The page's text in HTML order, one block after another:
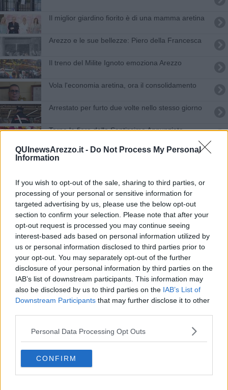
QUInewsArezzo.it - Do Not Process My Personal
Information
If you wish to opt-out of the sale, sharing to third parties, or
processing of your personal or sensitive information for
targeted advertising by us, please use the below opt-out
section to confirm your selection. Please note that after your
opt-out request is processed you may continue seeing
interest-based ads based on personal information utilized by
us or personal information disclosed to third parties prior to
your opt-out. You may separately opt-out of the further
disclosure of your personal information by third parties on the
IAB’s list of downstream participants. This information may
also be disclosed by us to third parties on the IAB’s List of
Downstream Participants that may further disclose it to other
Personal Data Processing Opt Outs
CONFIRM
Il miglior giardino fiorito è di una mamma aretina
Arezzo e le sue bellezze: Piero della Francesca
Il treno del Milite Ignoto emoziona Arezzo
Vola l'economia aretina, ora il consolidamento
Arrestato per furto due volte nello stesso giorno
Torna la fiera della Santissima Annunziata
I ricercatori "invadono" la città
Vince 100mila euro e manda regali alle bariste
Corona in ricordo dei "volontari della libertà"
Il venerdì nei Quartieri, sold out biglietti
Omaggio della Giostra alla Madonna del Conforto
​Il presidente Giani in visita al San Donato
Pasquini dona una sua opera alla città di Arezzo
Inaugurato il giardino interno della Casa Pia
Pistola in pugno nel chiosco di fiori